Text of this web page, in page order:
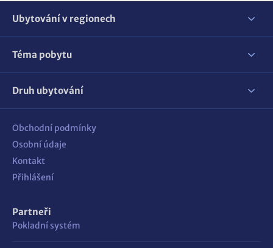
Ubytování v regionech
Téma pobytu
Druh ubytování
Obchodní podmínky
Osobní údaje
Kontakt
Přihlášení
Partneři
Pokladní systém